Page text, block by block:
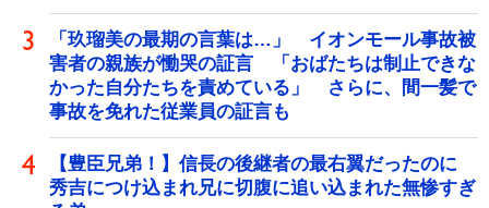
「玖瑠美の最期の言葉は…」 イオンモール事故被
害者の親族が慟哭の証言 「おばたちは制止できな
かった自分たちを責めている」 さらに、間一髪で
事故を免れた従業員の証言も
【豊臣兄弟！】信長の後継者の最右翼だったのに
秀吉につけ込まれ兄に切腹に追い込まれた無惨すぎ